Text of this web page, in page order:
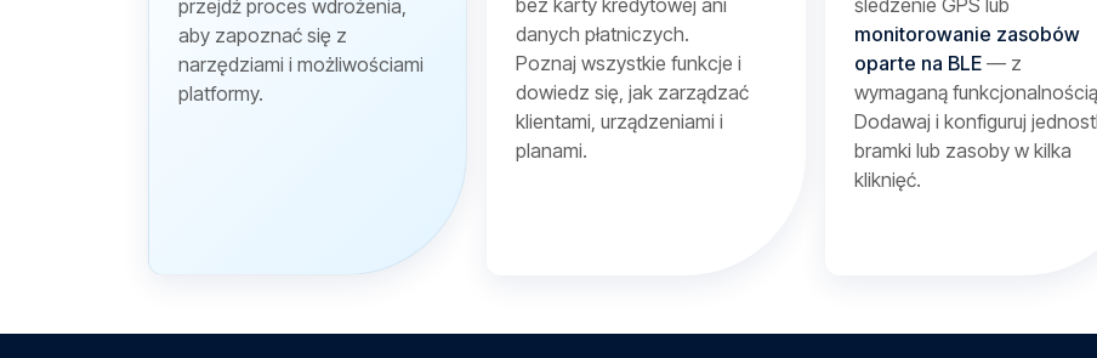
przejdź proces wdrożenia,
aby zapoznać się z
narzędziami i możliwościami
platformy.
bez karty kredytowej ani
danych płatniczych.
Poznaj wszystkie funkcje i
dowiedz się, jak zarządzać
klientami, urządzeniami i
planami.
śledzenie GPS lub
monitorowanie zasobów
oparte na BLE — z
wymaganą
Dodawaj i konfiguruj
bramki lub zasoby w kilka
kliknięć.